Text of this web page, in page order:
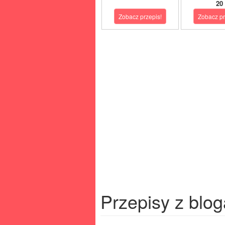
Zobacz przepis!
20
Zobacz
Przepisy z